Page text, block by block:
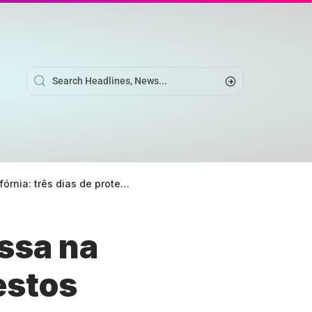
em resposta ao governo Trump
na